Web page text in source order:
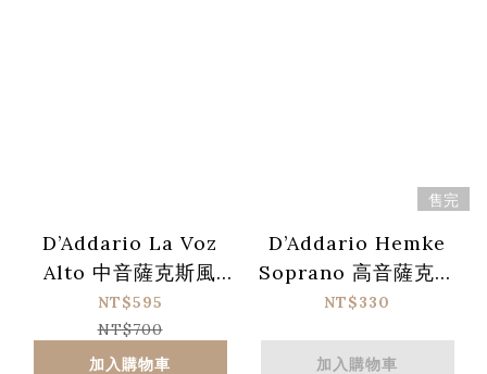
D’Addario La Voz
Alto 中音薩克斯風
Medium-Soft 2.0號
竹片 (10片裝)
NT$595
NT$700
加入購物車
售完
D’Addario Hemke
Soprano 高音薩克斯
風 2.5號竹片 (5片裝)
NT$330
加入購物車